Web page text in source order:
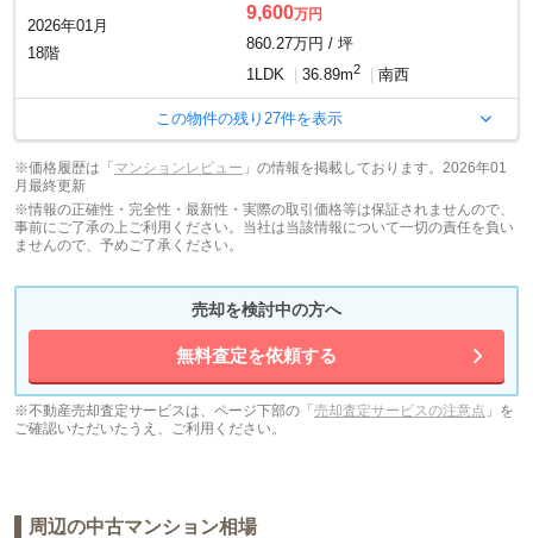
2026年01月
18階
9,600万円
860.27万円 / 坪
1LDK
36.89m2 南西
この物件の残り 27件を表示
※価格履歴は「 マンションレビュー 」の情報を掲載しております。2026年01
月最終更新
※情報の正確性・完全性・最新性・実際の取引価格等は保証されませんので、
事前にご了承の上ご利用ください。当社は当該情報について一切の責任を負い
ませんので、予めご了承ください。
売却を検討中の方へ
無料査定を依頼する
※不動産売却査定サービスは、ページ下部の「 売却査定サービスの注意点 」を
ご確認いただいたうえ、ご利用ください。
周辺の中古マンション相場